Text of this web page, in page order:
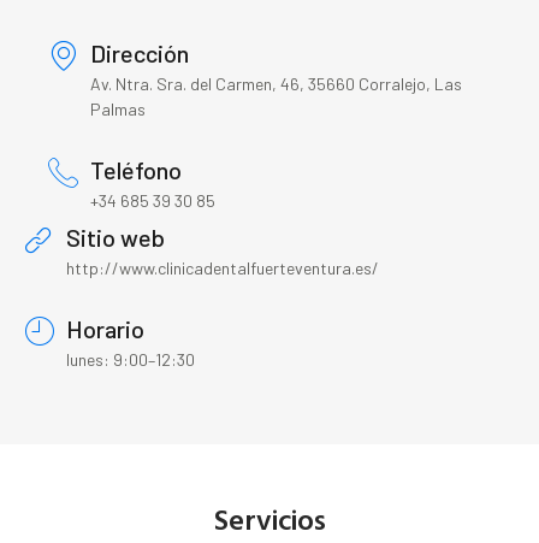
Dirección
Av. Ntra. Sra. del Carmen, 46, 35660 Corralejo, Las
Palmas
Teléfono
+34 685 39 30 85
Sitio web
http://www.clinicadentalfuerteventura.es/
Horario
lunes: 9:00–12:30
Servicios